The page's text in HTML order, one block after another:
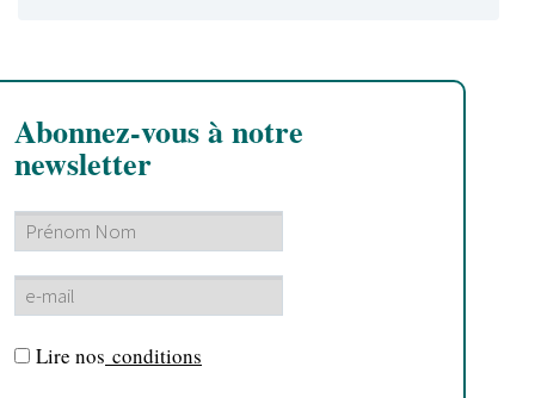
Abonnez-vous à notre
newsletter
Lire nos conditions